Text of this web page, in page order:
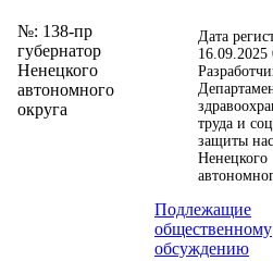
№: 138-пр
губернатор
Ненецкого
автономного
округа
Дата
16.09.2025
труда и
защиты
Ненецкого
Подлежащие
общественному
обсуждению